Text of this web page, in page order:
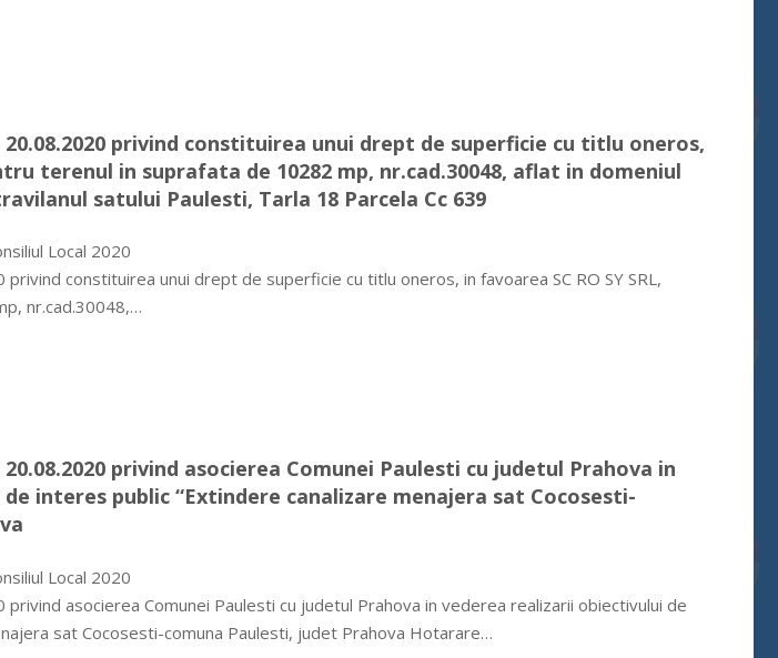
privind constituirea unui drept de superficie cu titlu oneros,
terenul in suprafata de 10282 mp, nr.cad.30048, aflat in domeniul
satului Paulesti, Tarla 18 Parcela Cc 639
Local 2020
constituirea unui drept de superficie cu titlu oneros, in favoarea SC RO SY SRL,
nr.cad.30048,…
privind asocierea Comunei Paulesti cu judetul Prahova in
interes public “Extindere canalizare menajera sat Cocosesti-
Local 2020
asocierea Comunei Paulesti cu judetul Prahova in vederea realizarii obiectivului de
sat Cocosesti-comuna Paulesti, judet Prahova Hotarare…